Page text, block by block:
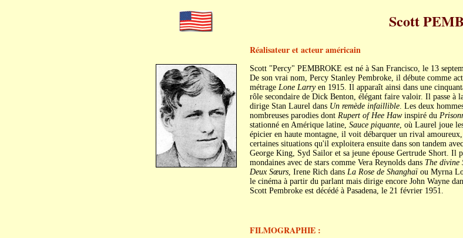
Scott
Réalisateur et acteur américain
Scott "Percy" PEMBROKE est né à San Francisco, le 13
De son vrai nom, Percy Stanley Pembroke, il débute comme
métrage Lone Larryen 1915. Il apparaît ainsi dans une
rôle secondaire de Dick Benton, élégant faire valoir. Il passe à
dirige Stan Laurel dans Un remède infaillible. Les deux
nombreuses parodies dont Rupert of Hee Hawinspiré du
stationné en Amérique latine, Sauce piquante, où Laurel joue
épicier en haute montagne, il voit débarquer un rival
certaines situations qu'il exploitera ensuite dans son tandem
George King, Syd Sailor et sa jeune épouse Gertrude Short. Il
mondaines avec de stars comme Vera Reynolds dans The divine
Deux Sœurs, Irene Rich dans La Rose de Shanghaïou Myrna
le cinéma à partir du parlant mais dirige encore John Wayne
Scott Pembroke est décédé à Pasadena, le 21 février 1951.
FILMOGRAPHIE :